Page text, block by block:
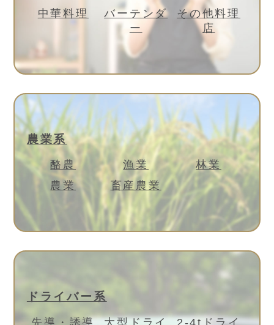
中華料理
バーテンダ
ー
その他料理
店
農業系
酪農 漁業
林業
農業
畜産農業
ドライバー系
先導・誘導 大型ドライ 2-4tドライ